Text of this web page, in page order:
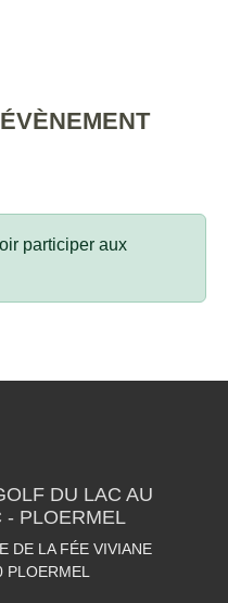
participer aux
DU LAC AU
- PLOERMEL
DE LA FÉE VIVIANE
PLOERMEL